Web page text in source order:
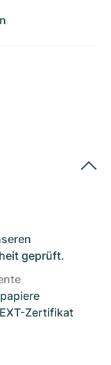
geprüft.
Zertifikat